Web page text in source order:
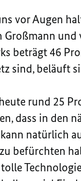
vor Augen
Großmann und
beträgt 46
sind, beläuft
rund 25
dass in den
natürlich
befürchten
tolle